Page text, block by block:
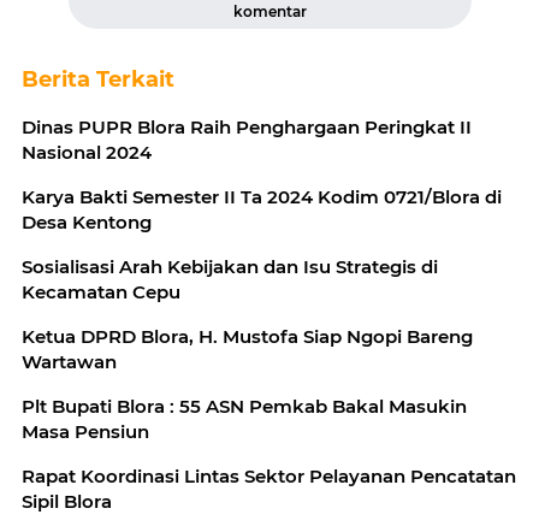
komentar
Berita Terkait
Dinas PUPR Blora Raih Penghargaan Peringkat II
Nasional 2024
Karya Bakti Semester II Ta 2024 Kodim 0721/Blora di
Desa Kentong
Sosialisasi Arah Kebijakan dan Isu Strategis di
Kecamatan Cepu
Ketua DPRD Blora, H. Mustofa Siap Ngopi Bareng
Wartawan
Plt Bupati Blora : 55 ASN Pemkab Bakal Masukin
Masa Pensiun
Rapat Koordinasi Lintas Sektor Pelayanan Pencatatan
Sipil Blora